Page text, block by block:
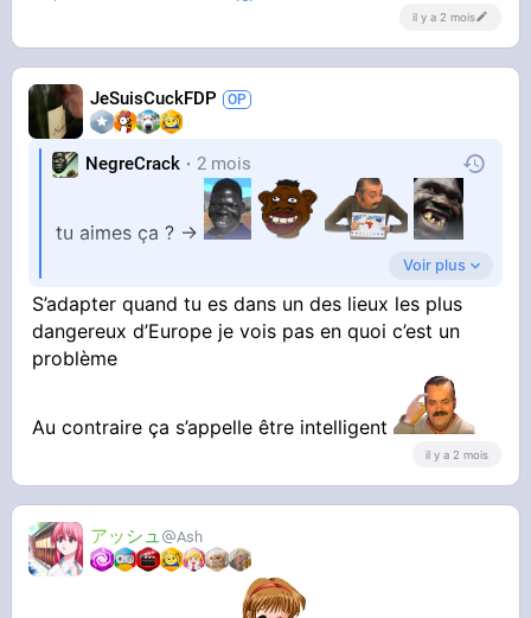
il y a 2 mois
JeSuisCuckFDP
NegreCrack 2 mois
tu aimes ça ? ->
10 euros pour ressembler à un renoi et éviter
les problèmes -> car j'ai peur
Assume, tu as peur d'être tapé
Voir plus
S’adapter quand tu es dans un des lieux les plus
dangereux d’Europe je vois pas en quoi c’est un
problème
Au contraire ça s’appelle être intelligent
il y a 2 mois
アッシュ Ash